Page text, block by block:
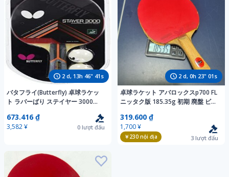
2 d, 13h 46" 39 s
バタフライ(Butterfly) 卓球ラケッ
ト ラバーばり ステイヤー 3000
673.416 ₫
3,582 ¥ 0 lượt đấu
2 d, 0h 22" 59 s
卓球ラケット アバロックスp700 FL
ニッタク版 185.35g 初期 廃盤 ビン
319.600 ₫
1,700 ¥
￥230nội địa 3 lượt đấu